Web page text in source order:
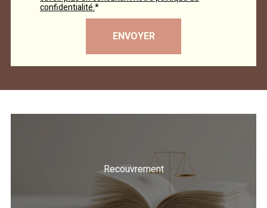
confidentialité.*
Recouvrement